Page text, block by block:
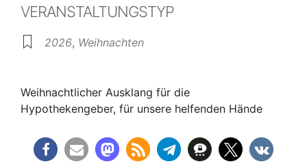
VERANSTALTUNGSTYP
2026, Weihnachten
Weihnachtlicher Ausklang für die
Hypothekengeber, für unsere helfenden Hände